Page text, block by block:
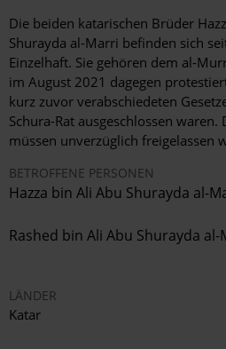
Die beiden katarischen Brüder
Shurayda al-Marri befinden sich
Einzelhaft. Sie gehören dem al-
im August 2021 dagegen
kurz zuvor verabschiedeten
Schura-Rat ausgeschlossen
müssen unverzüglich freigelassen
BETROFFENE PERSONEN
Hazza bin Ali Abu Shurayda al-
Rashed bin Ali Abu Shurayda al-
LÄNDER
Katar